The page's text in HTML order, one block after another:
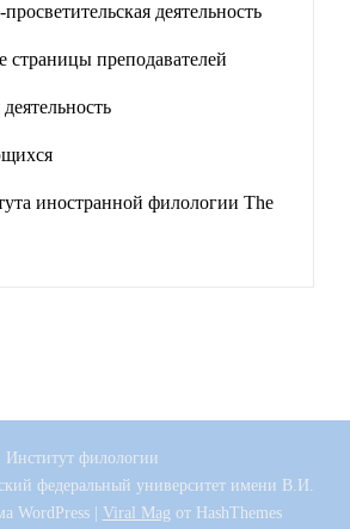
деятельность
страницы преподавателей
иностранной филологии The
Институт филологии
федеральный университет имени В.И.
WordPress | Viral Mag от HashThemes